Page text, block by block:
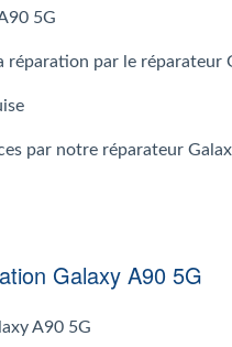
5G
par le réparateur
par notre réparateur
Galaxy A90 5G
A90 5G